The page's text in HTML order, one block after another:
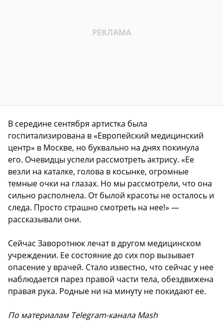
В середине сентября артистка была
госпитализирована в «Европейский медицинский
центр» в Москве, но буквально на днях покинула
его. Очевидцы успели рассмотреть актрису. «Ее
везли на каталке, голова в косынке, огромные
темные очки на глазах. Но мы рассмотрели, что она
сильно располнела. От былой красоты не осталось и
следа. Просто страшно смотреть на нее!» —
рассказывали они.
Сейчас Заворотнюк лечат в другом медицинском
учреждении. Ее состояние до сих пор вызывает
опасение у врачей. Стало известно, что сейчас у нее
наблюдается парез правой части тела, обездвижена
правая рука. Родные ни на минуту не покидают ее.
По материалам Telegram-канала Mash